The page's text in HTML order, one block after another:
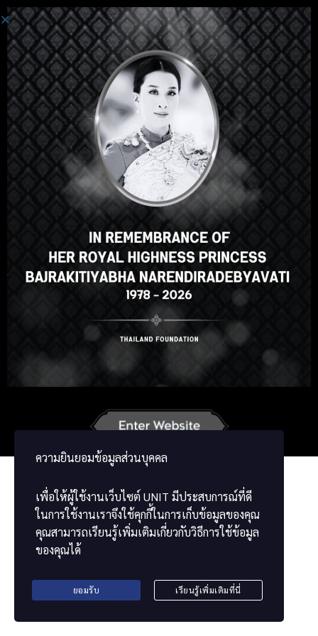
Авторизация
Привет, отличный курс,
правда? Вам нравится этот
курс?
ЗАЧИСЛЕНИЕ НА КУРС
ความยินยอมข้อมูลส่วนบุคคล
เพื่อให้ผู้ใช้งานเว็บไซต์ UNIT มีประสบการณ์ที่ดี
ในการใช้งานเราจึงใช้คุกกี้ในการเก็บข้อมูลของคุณ
คุณสามารถเรียนรู้เพิ่มเติมเกี่ยวกับวิธีการใช้ข้อมูล
ของคุณได้
ยอมรับ เรียนรู้เพิ่มเติมที่นี่
Select your language
English ภาษาไทย
Japanese German
Chinese
ខ្មែរ